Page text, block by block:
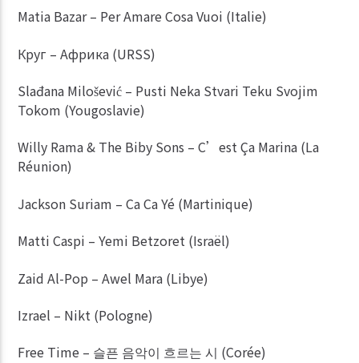
Matia Bazar – Per Amare Cosa Vuoi (Italie)
Круг – Африка (URSS)
Slađana Milošević – Pusti Neka Stvari Teku Svojim
Tokom (Yougoslavie)
Willy Rama & The Biby Sons – C’est Ça Marina (La
Réunion)
Jackson Suriam – Ca Ca Yé (Martinique)
Matti Caspi – Yemi Betzoret (Israël)
Zaid Al-Pop – Awel Mara (Libye)
Izrael – Nikt (Pologne)
Free Time – 슬픈 음악이 흐르는 시 (Corée)